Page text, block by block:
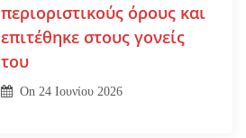
περιοριστικούς όρους και
επιτέθηκε στους γονείς
του
On 24 Ιουνίου 2026